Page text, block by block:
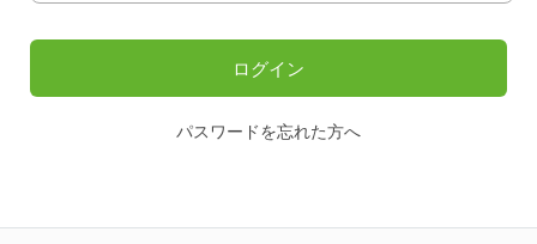
パスワードを忘れた方へ